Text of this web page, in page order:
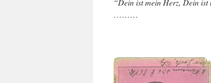
“Dein ist mein Herz, Dein
………